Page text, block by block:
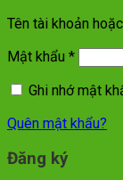
Tên tài khoản
Mật khẩu *
Ghi nhớ mật
Quên mật khẩu?
Đăng ký